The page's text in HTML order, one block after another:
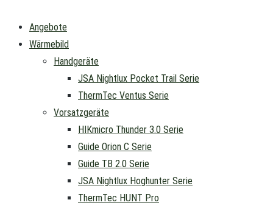
Angebote
Wärmebild
Handgeräte
JSA Nightlux Pocket Trail Serie
ThermTec Ventus Serie
Vorsatzgeräte
HIKmicro Thunder 3.0 Serie
Guide Orion C Serie
Guide TB 2.0 Serie
JSA Nightlux Hoghunter Serie
ThermTec HUNT Pro